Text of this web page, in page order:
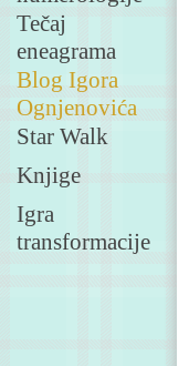
Tečaj
eneagrama
Blog Igora
Ognjenovića
Star Walk
Knjige
Igra
transformacije